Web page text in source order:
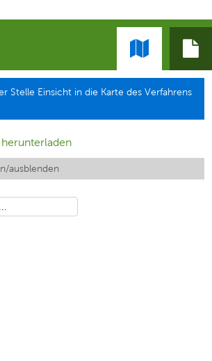
Stelle Einsicht in die Karte des Verfahrens
ausblenden